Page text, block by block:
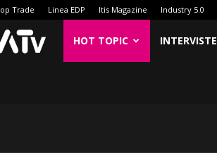
Trade Linea EDP Itis Magazine Industry 5.0
BitMATv
HOT TOPIC INTERVISTE